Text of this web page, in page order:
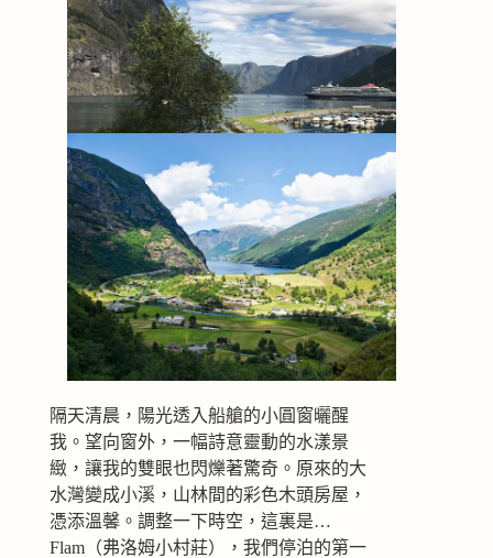
隔天清晨，陽光透入船艙的小圓窗曬醒
我。望向窗外，一幅詩意靈動的水漾景
緻，讓我的雙眼也閃爍著驚奇。原來的大
水灣變成小溪，山林間的彩色木頭房屋，
憑添溫馨。調整一下時空，這裏是…
Flam（弗洛姆小村莊），我們停泊的第一